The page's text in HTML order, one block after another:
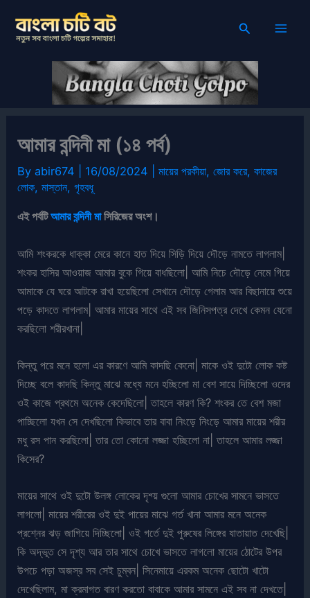
content
Search
আমার বন্দিনী মা (১৪ পর্ব)
Byabir674 16/08/2024 |মায়ের পরকীয়া,জোর করে,কাজের
লোক,মাস্তান,গৃহবধূ
এই পর্বটিআমার বন্দিনী মাসিরিজের অংশ।
আমি শংকরকে ধাক্কা মেরে কানে হাত দিয়ে সিড়ি দিয়ে দৌড়ে নামতে লাগলাম|
শংকর হাসির আওয়াজ আমার বুকে গিয়ে বাধছিলো| আমি নিচে দৌড়ে নেমে গিয়ে
আমাকে যে ঘরে আটকে রাখা হয়েছিলো সেখানে দৌড়ে গেলাম আর বিছানায়ে শুয়ে
পড়ে কাদতে লাগলাম| আমার মায়ের সাথে এই সব জিনিসপত্র দেখে কেমন যেনো
করছিলো শরীরখানা|
কিন্তু পরে মনে হলো এর কারণে আমি কাদছি কেনো| মাকে ওই দুটো লোক কষ্ট
দিচ্ছে বলে কাদছি কিন্তু মাঝে মধ্যে মনে হচ্ছিলো মা বেশ সায়ে দিচ্ছিলো ওদের
ওই কাজে প্রথমে অনেক কেদেছিলো| তাহলে কারণ কি? শংকর তে বেশ মজা
পাচ্ছিলো যখন সে দেখছিলো কিভাবে তার বাবা নিংড়ে নিংড়ে আমার মায়ের শরীর
মধু রস পান করছিলো| তার তো কোনো লজ্জা হচ্ছিলো না| তাহলে আমার লজ্জা
কিসের?
মায়ের সাথে ওই দুটো উলঙ্গ লোকের দৃশ্য় গুলো আমার চোখের সামনে ভাসতে
লাগলো| মায়ের শরীরের ওই দুই পায়ের মাঝে গর্ত খানা আমার মনে অনেক
প্রশ্নের ঝড় জাগিয়ে দিচ্ছিলো| ওই গর্তে দুই পুরুষের লিঙ্গের যাতায়াত দেখেছি|
কি অদ্ভূত সে দৃশ্য আর তার সাথে চোখে ভাসতে লাগলো মায়ের ঠোটের উপর
উপচে পড়া অজস্র সব সেই চুম্বন| সিনেমায়ে এরকম অনেক ছোটো খাটো
দেখেছিলাম, মা ক্রমাগত বারণ করতো বাবাকে আমার সামনে এই সব না দেখতে|